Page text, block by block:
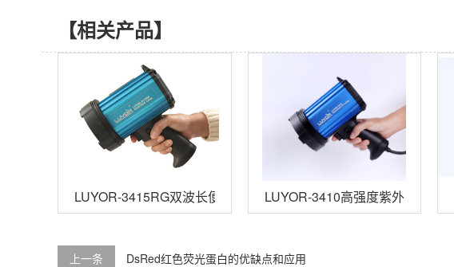
【相关产品】
LUYOR-3415RG双波长便携式荧光蛋白激发光源
LUYOR-3410高强度紫外线灯
上一条
DsRed红色荧光蛋白的优缺点和应用